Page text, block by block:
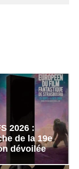
2026 :
de la 19e
dévoilée